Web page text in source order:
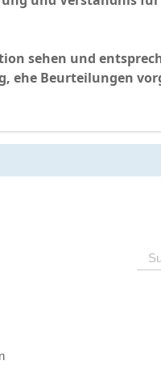
sehen und
ehe Beurteilungen